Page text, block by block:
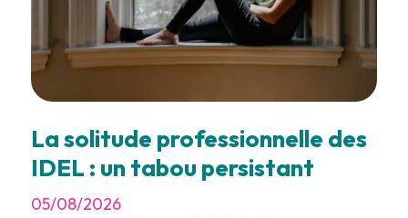
La solitude professionnelle des
IDEL : un tabou persistant
05/08/2026